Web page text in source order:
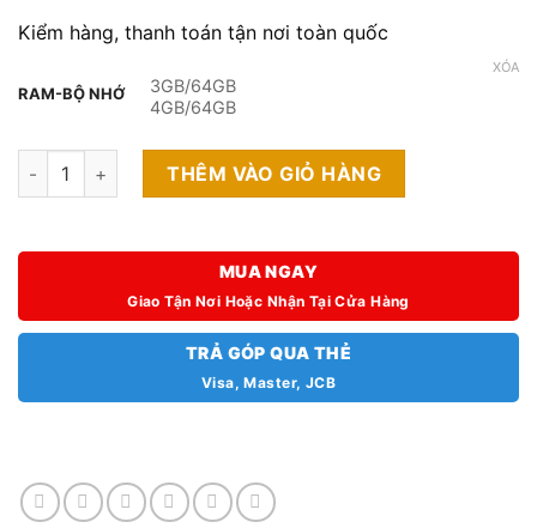
Kiểm hàng, thanh toán tận nơi toàn quốc
RAM-BỘ NHỚ
3GB/64GB
4GB/64GB
XÓA
Realme Note 60x FullBox (Hàng Công Ty) số lượng
THÊM VÀO GIỎ HÀNG
MUA NGAY
Giao Tận Nơi Hoặc Nhận Tại Cửa Hàng
TRẢ GÓP QUA THẺ
Visa, Master, JCB